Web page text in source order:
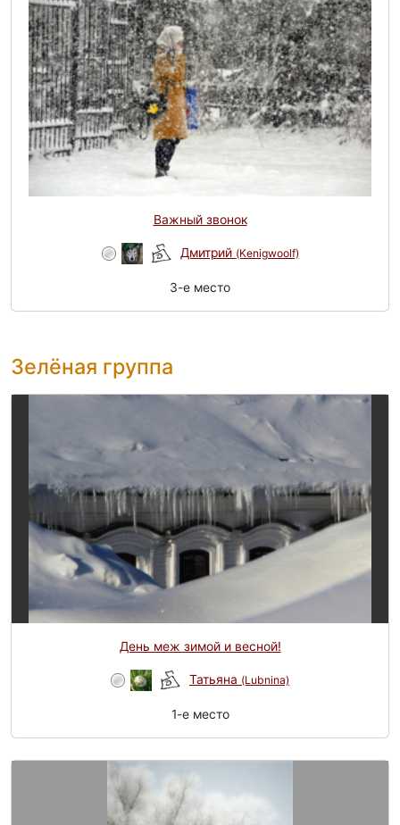
Важный звонок
Дмитрий (Kenigwoolf)
3-e место
Зелёная группа
День меж зимой и весной!
Татьяна (Lubnina)
1-e место